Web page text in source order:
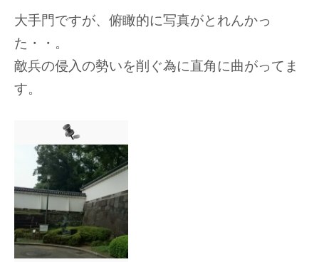
大手門ですが、俯瞰的に写真がとれんかっ
た・・。
敵兵の侵入の勢いを削ぐ為に直角に曲がってま
す。